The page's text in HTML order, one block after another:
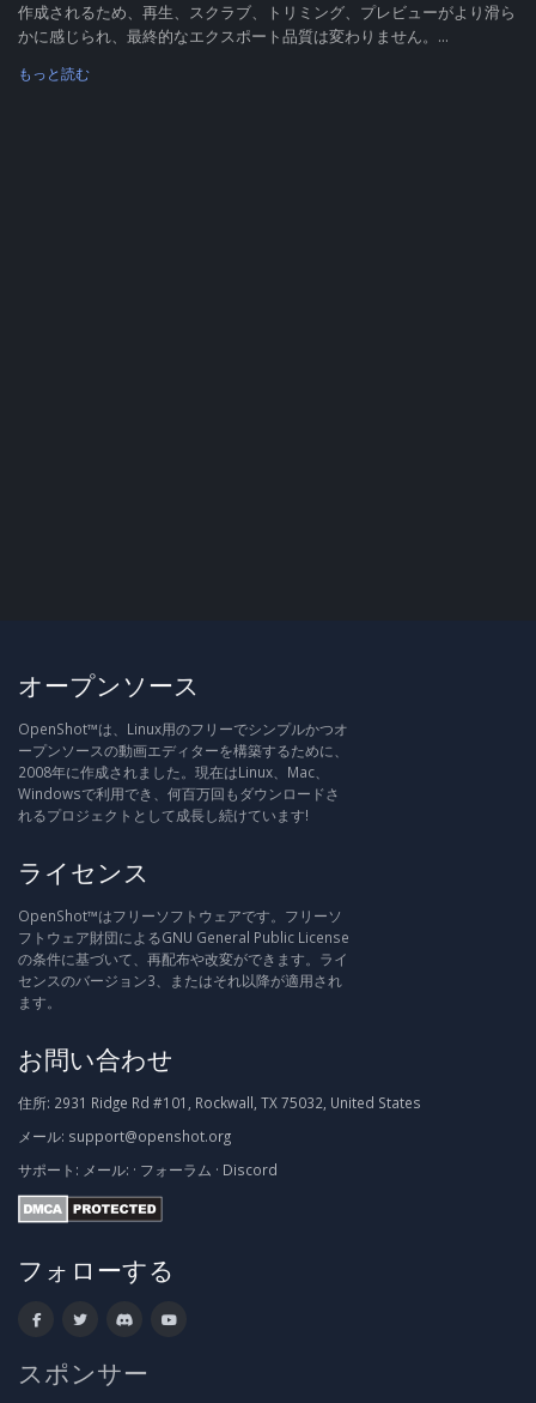
作成されるため、再生、スクラブ、トリミング、プレビューがより滑ら
かに感じられ、最終的なエクスポート品質は変わりません。...
もっと読む
オープンソース
OpenShot™は、Linux用のフリーでシンプルかつオ
ープンソースの動画エディターを構築するために、
2008年に作成されました。現在はLinux、Mac、
Windowsで利用でき、何百万回もダウンロードさ
れるプロジェクトとして成長し続けています!
ライセンス
OpenShot™はフリーソフトウェアです。フリーソ
フトウェア財団によるGNU General Public License
の条件に基づいて、再配布や改変ができます。ライ
センスのバージョン3、またはそれ以降が適用され
ます。
お問い合わせ
住所: 2931 Ridge Rd #101, Rockwall, TX 75032, United States
メール: support@openshot.org
サポート: メール: · フォーラム · Discord
フォローする
スポンサー